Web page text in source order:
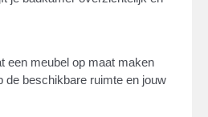
een meubel op maat maken
de beschikbare ruimte en jouw